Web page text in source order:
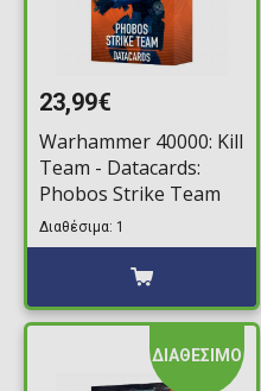
23,99€
Warhammer 40000: Kill
Team - Datacards:
Phobos Strike Team
Διαθέσιμα: 1
ΔΙΑΘΕΣΙΜΟ